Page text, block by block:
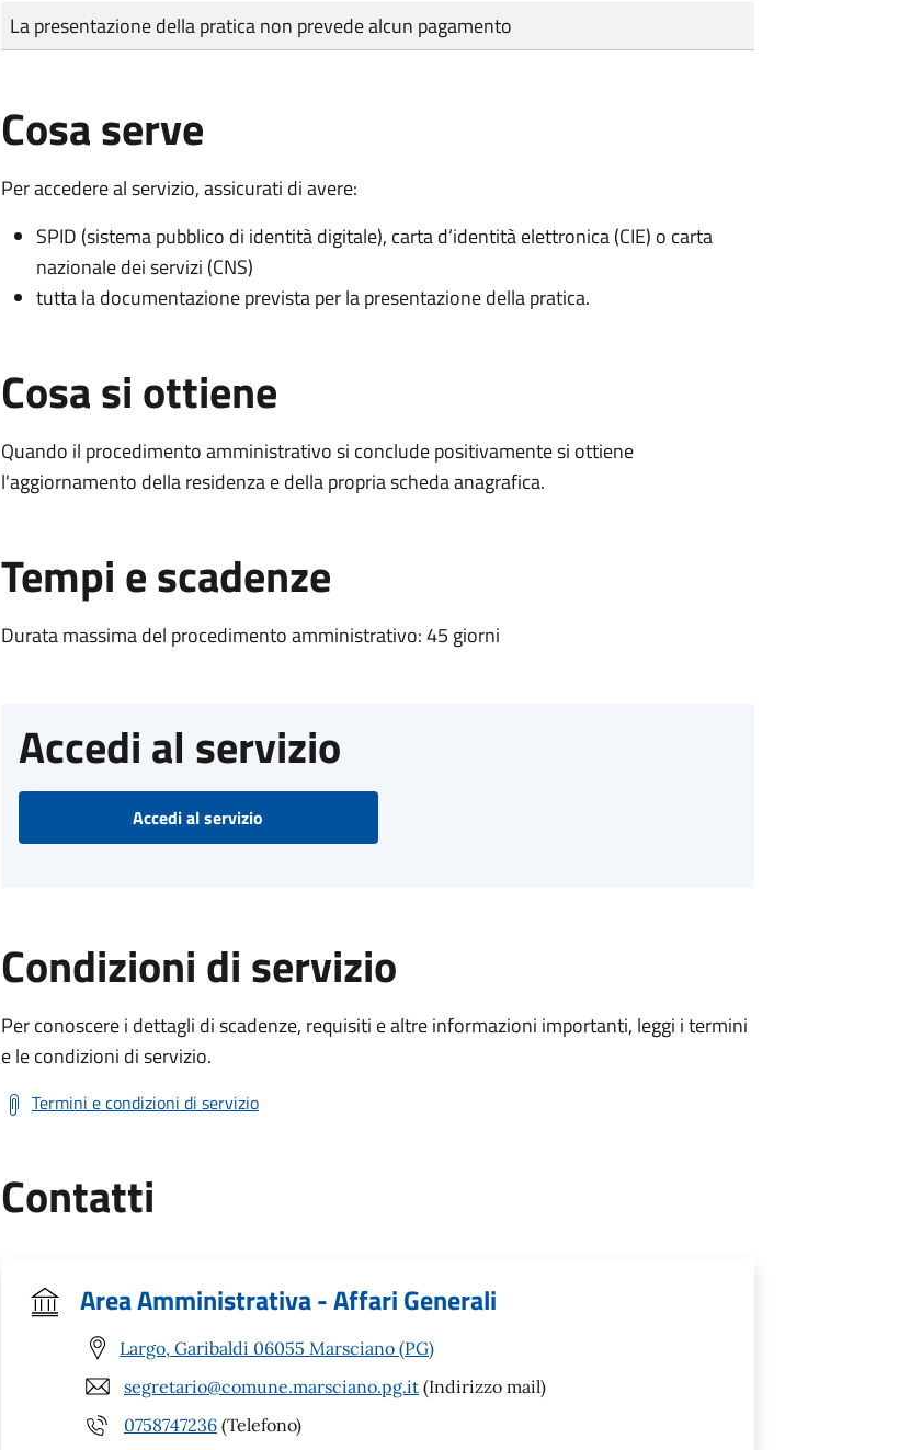
Tipo di pagamento
Importo
La presentazione della pratica non prevede alcun pagamento
Cosa serve
Per accedere al servizio, assicurati di avere:
SPID (sistema pubblico di identità digitale), carta d’identità elettronica (CIE) o carta
nazionale dei servizi (CNS)
tutta la documentazione prevista per la presentazione della pratica.
Cosa si ottiene
Quando il procedimento amministrativo si conclude positivamente si ottiene
l'aggiornamento della residenza e della propria scheda anagrafica.
Tempi e scadenze
Durata massima del procedimento amministrativo: 45 giorni
Accedi al servizio
Accedi al servizio
Condizioni di servizio
Per conoscere i dettagli di scadenze, requisiti e altre informazioni importanti, leggi i termini
e le condizioni di servizio.
Termini e condizioni di servizio
Contatti
Area Amministrativa - Affari Generali
Largo, Garibaldi 06055 Marsciano (PG)
segretario@comune.marsciano.pg.it (Indirizzo mail)
0758747236 (Telefono)